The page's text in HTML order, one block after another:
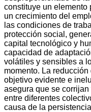
constituye un elemento
un crecimiento del
las condiciones de
protección social,
capital tecnológico y
capacidad de
volátiles y sensibles a
momento. La
objetivo evidente e
asegura que se
entre diferentes
causa de la